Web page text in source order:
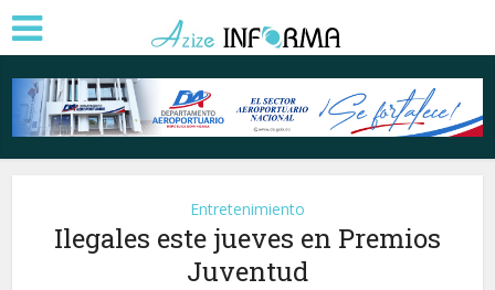
Entretenimiento
Ilegales este jueves en Premios
Juventud